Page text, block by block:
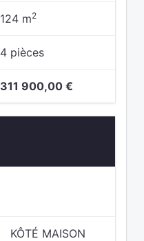
124 m2
4 pièces
311 900,00 €
KÔTÉ MAISON